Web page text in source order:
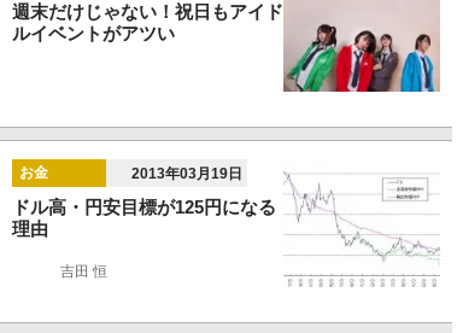
週末だけじゃない！祝日もアイド
ルイベントがアツい
お金 2013年03月19日
ドル高・円安目標が125円になる
理由
吉田 恒